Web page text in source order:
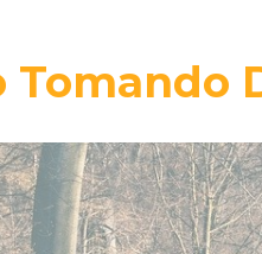
Tomando